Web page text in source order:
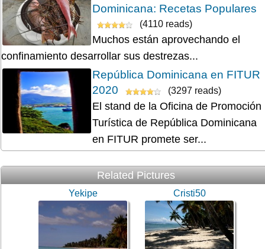
Dominicana: Recetas Populares
(4110 reads)
Muchos están aprovechando el
confinamiento desarrollar sus destrezas...
República Dominicana en FITUR
2020
(3297 reads)
El stand de la Oficina de Promoción
Turística de República Dominicana
en FITUR promete ser...
Related Pictures
Yekipe Cristi50